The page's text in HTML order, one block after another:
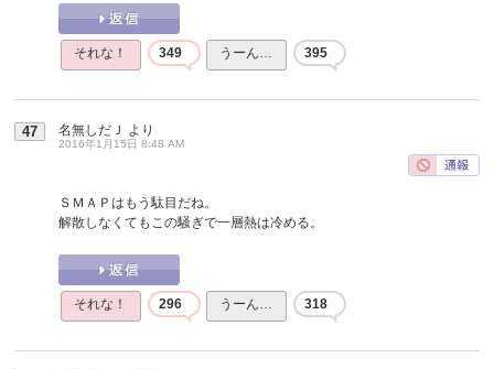
それな！ 349 うーん… 395
47 名無しだＪ より
2016年1月15日 8:48 AM
ＳＭＡＰはもう駄目だね。
解散しなくてもこの騒ぎで一層熱は冷める。
それな！ 296 うーん… 318